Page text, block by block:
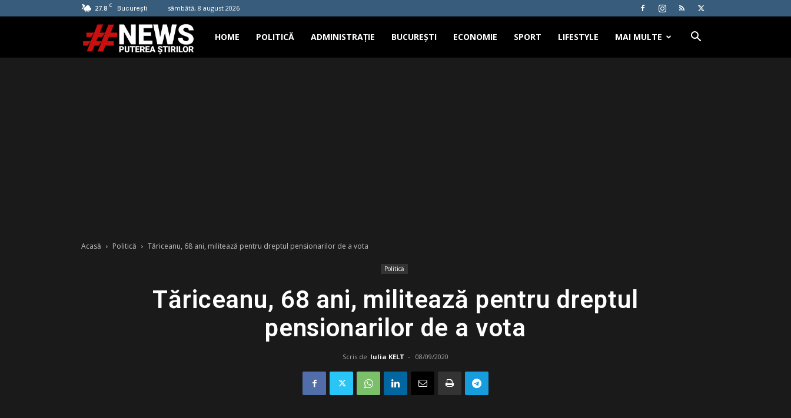
27.8 C București sâmbătă, 8 august 2026
Hashtag
HOME POLITICĂ ADMINISTRAȚIE BUCUREȘTI ECONOMIE SPORT LIFESTYLE MAI MULTE
Acasă Politică Tăriceanu, 68 ani, militează pentru dreptul pensionarilor de a vota
Politică
Tăriceanu, 68 ani, militează pentru dreptul
pensionarilor de a vota
Scris de Iulia KELT - 08/09/2020